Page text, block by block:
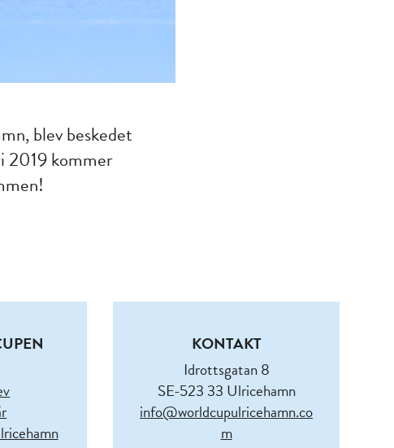
blev beskedet
2019 kommer
KONTAKT
Idrottsgatan 8
SE-523 33 Ulricehamn
info@worldcupulricehamn.co
m